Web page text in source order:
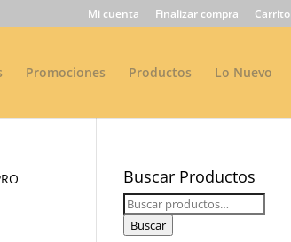
Mi cuenta Finalizar compra Carrito
Promociones Productos Lo Nuevo
Buscar Productos
Buscar
por:
Buscar